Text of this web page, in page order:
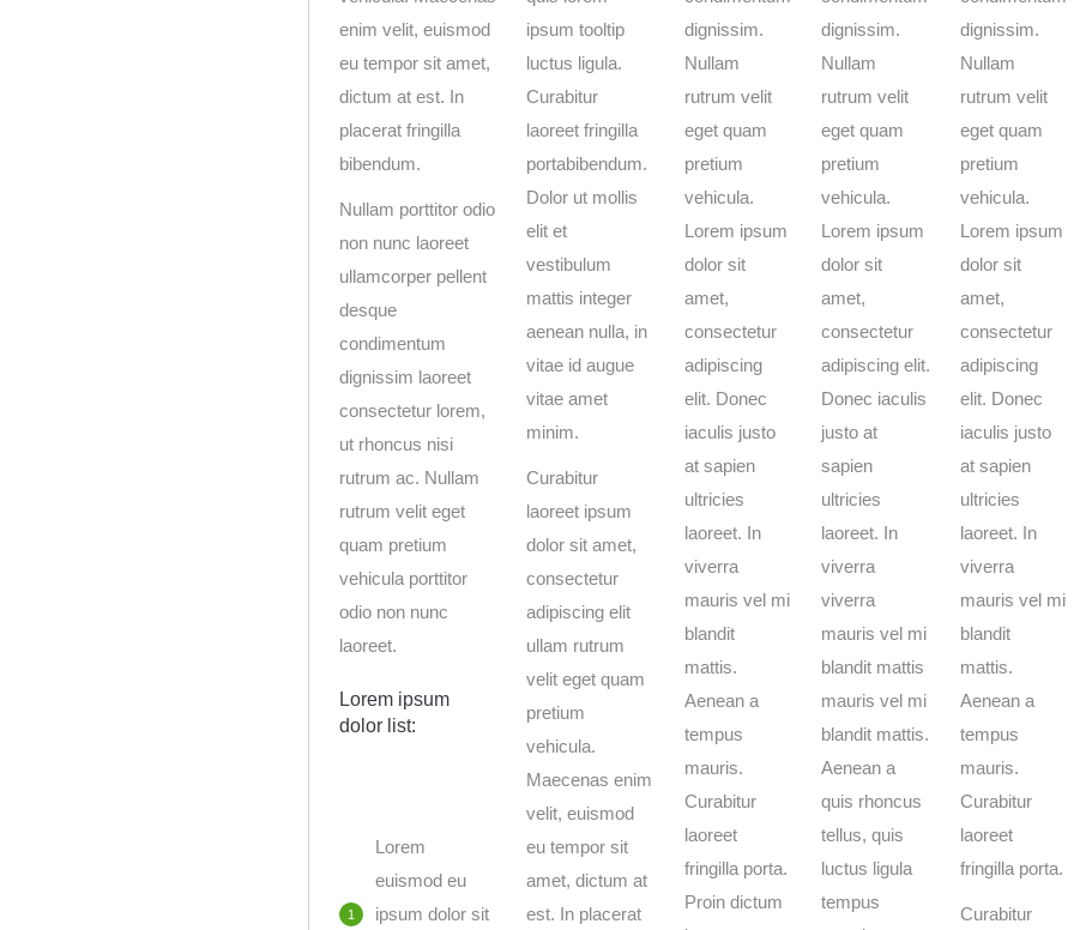
enim velit, euismod
eu tempor sit amet,
dictum at est. In
placerat fringilla
bibendum.
Nullam porttitor odio
non nunc laoreet
ullamcorper pellent
desque
condimentum
dignissim laoreet
consectetur lorem,
ut rhoncus nisi
rutrum ac. Nullam
rutrum velit eget
quam pretium
vehicula porttitor
odio non nunc
laoreet.
Lorem ipsum
dolor list:
Lorem
euismod eu
ipsum dolor sit
ipsum tooltip
luctus ligula.
Curabitur
laoreet fringilla
portabibendum.
Dolor ut mollis
elit et
vestibulum
mattis integer
aenean nulla, in
vitae id augue
vitae amet
minim.
Curabitur
laoreet ipsum
dolor sit amet,
consectetur
adipiscing elit
ullam rutrum
velit eget quam
pretium
vehicula.
Maecenas enim
velit, euismod
eu tempor sit
amet, dictum at
est. In placerat
dignissim.
Nullam
rutrum velit
eget quam
pretium
vehicula.
Lorem ipsum
dolor sit
amet,
consectetur
adipiscing
elit. Donec
iaculis justo
at sapien
ultricies
laoreet. In
viverra
mauris vel mi
blandit
mattis.
Aenean a
tempus
mauris.
Curabitur
laoreet
fringilla porta.
Proin dictum
dignissim.
Nullam
rutrum velit
eget quam
pretium
vehicula.
Lorem ipsum
dolor sit
amet,
consectetur
adipiscing elit.
Donec iaculis
justo at
sapien
ultricies
laoreet. In
viverra
viverra
mauris vel mi
blandit mattis
mauris vel mi
blandit mattis.
Aenean a
quis rhoncus
tellus, quis
luctus ligula
tempus
dignissim.
Nullam
rutrum velit
eget quam
pretium
vehicula.
Lorem ipsum
dolor sit
amet,
consectetur
adipiscing
elit. Donec
iaculis justo
at sapien
ultricies
laoreet. In
viverra
mauris vel mi
blandit
mattis.
Aenean a
tempus
mauris.
Curabitur
laoreet
fringilla porta.
Curabitur